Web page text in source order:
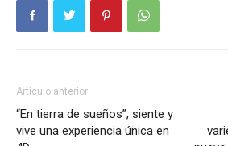
Artículo anterior
“En tierra de sueños”, siente y
vive una experiencia única en